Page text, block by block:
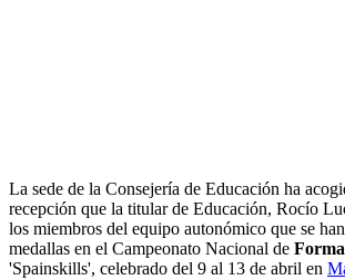
La sede de la Consejería de Educación ha
recepción que la titular de Educación, Rocío
los miembros del equipo autonómico que se
medallas en el Campeonato Nacional de
'Spainskills', celebrado del 9 al 13 de abril en